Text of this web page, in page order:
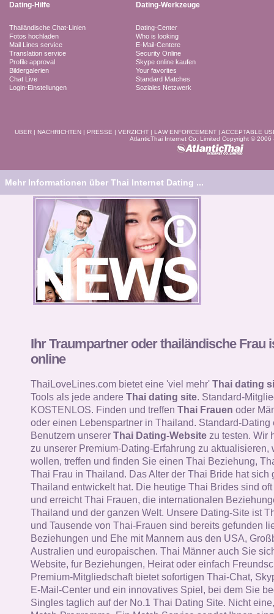
Dating-Hilfe Dating-Werkzeuge
Thailändische Chat-Linien
Fotos hochladen
Mail Lines service
Translation service
Profile approval
Bildergalerien
Chat Live
Login-Einstellungen
Dating-Center
Who is looking
E-Mail-Centere
Security Online
Skype online kaufen
Your favorites
Standard Matches
Soziales Netzwerk
UBER| NACHRICHTEN| PRESSE | VERZICHT| LAW ENFORCEMENT| ACCEPTABLE
AtlanticThai Internet Co. Limited Copyright © 2006
Mehr Informationen über Thai Internet Dating ...
Ihr Traumpartner oder thailändische Frau
online
ThaiLoveLines.com bietet eine 'viel mehr' Thai dating
Tools als jede andere Thai dating site. Standard-
KOSTENLOS. Finden und treffen Thai Frauen oder
oder einen Lebenspartner in Thailand. Standard-Dating
Benutzern unserer Thai Dating-Websitezu testen. Wir
zu unserer Premium-Dating-Erfahrung zu aktualisieren,
wollen, treffen und finden Sie einen Thai Beziehung,
Thai Frau in Thailand. Das Alter der Thai Bride hat sich
Thailand entwickelt hat. Die heutige Thai Brides sind
und erreicht Thai Frauen, die internationalen
Thailand und der ganzen Welt. Unsere Dating-Site ist
und Tausende von Thai-Frauen sind bereits gefunden
Beziehungen und Ehe mit Mannern aus den USA,
Australien und europaischen. Thai Männer auch Sie
Website, fur Beziehungen, Heirat oder einfach
Premium-Mitgliedschaft bietet sofortigen Thai-Chat,
E-Mail-Center und ein innovatives Spiel, bei dem Sie
Singles taglich auf der No.1 Thai Dating Site. Nicht